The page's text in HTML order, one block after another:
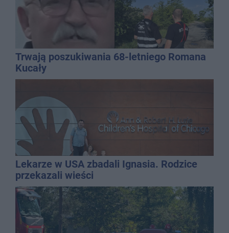
Trwają poszukiwania 68-letniego Romana
Kucały
Lekarze w USA zbadali Ignasia. Rodzice
przekazali wieści